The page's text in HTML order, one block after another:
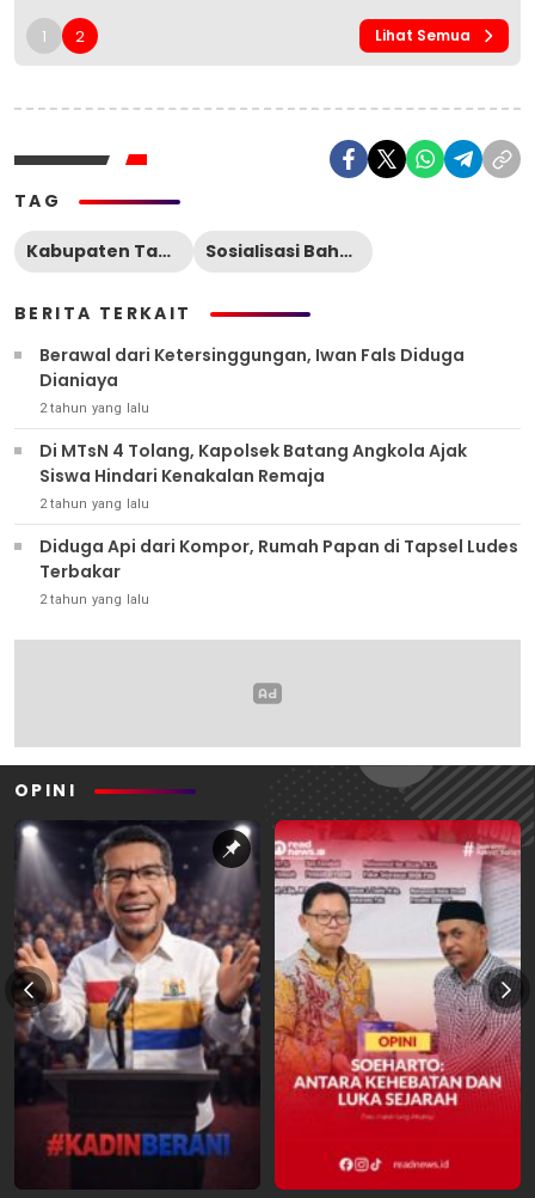
1 2 Lihat Semua
TAG
Kabupaten Tapanuli Selatan Sosialisasi Bahaya Narkoba
BERITA TERKAIT
Berawal dari Ketersinggungan, Iwan Fals Diduga
Dianiaya
2 tahun yang lalu
Di MTsN 4 Tolang, Kapolsek Batang Angkola Ajak
Siswa Hindari Kenakalan Remaja
2 tahun yang lalu
Diduga Api dari Kompor, Rumah Papan di Tapsel Ludes
Terbakar
2 tahun yang lalu
OPINI